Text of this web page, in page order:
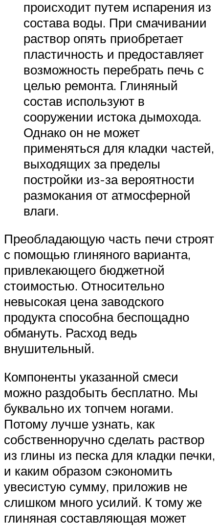
происходит путем испарения из
состава воды. При смачивании
раствор опять приобретает
пластичность и предоставляет
возможность перебрать печь с
целью ремонта. Глиняный
состав используют в
сооружении истока дымохода.
Однако он не может
применяться для кладки частей,
выходящих за пределы
постройки из-за вероятности
размокания от атмосферной
влаги.
Преобладающую часть печи строят
с помощью глиняного варианта,
привлекающего бюджетной
стоимостью. Относительно
невысокая цена заводского
продукта способна беспощадно
обмануть. Расход ведь
внушительный.
Компоненты указанной смеси
можно раздобыть бесплатно. Мы
буквально их топчем ногами.
Потому лучше узнать, как
собственноручно сделать раствор
из глины из песка для кладки печки,
и каким образом сэкономить
увесистую сумму, приложив не
слишком много усилий. К тому же
глиняная составляющая может